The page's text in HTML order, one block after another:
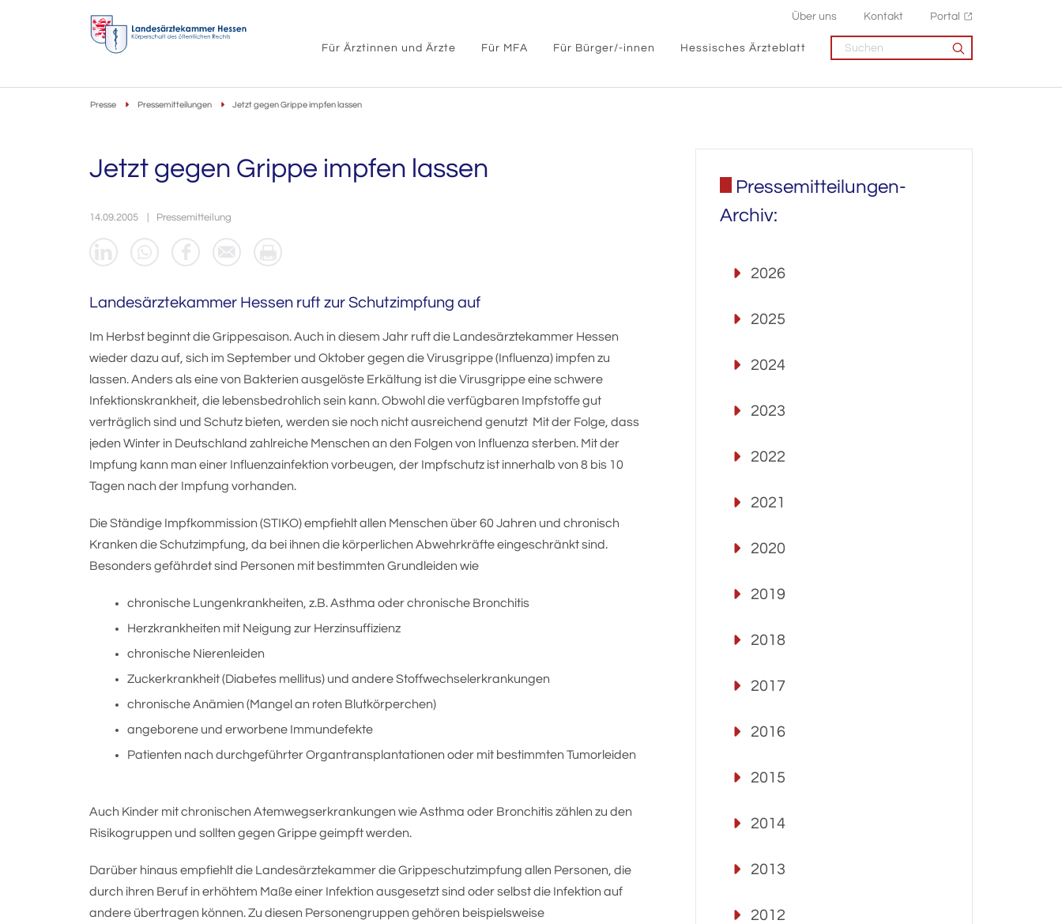
Über uns Kontakt Portal
Für Ärztinnen und Ärzte Für MFA Für Bürger/-innen Hessisches Ärzteblatt
Presse Pressemitteilungen Jetzt gegen Grippe impfen lassen
Jetzt gegen Grippe impfen lassen
14.09.2005 Pressemitteilung
Landesärztekammer Hessen ruft zur Schutzimpfung auf
Im Herbst beginnt die Grippesaison. Auch in diesem Jahr ruft die Landesärztekammer Hessen
wieder dazu auf, sich im September und Oktober gegen die Virusgrippe (Influenza) impfen zu
lassen. Anders als eine von Bakterien ausgelöste Erkältung ist die Virusgrippe eine schwere
Infektionskrankheit, die lebensbedrohlich sein kann. Obwohl die verfügbaren Impfstoffe gut
verträglich sind und Schutz bieten, werden sie noch nicht ausreichend genutzt Mit der Folge, dass
jeden Winter in Deutschland zahlreiche Menschen an den Folgen von Influenza sterben. Mit der
Impfung kann man einer Influenzainfektion vorbeugen, der Impfschutz ist innerhalb von 8 bis 10
Tagen nach der Impfung vorhanden.
Die Ständige Impfkommission (STIKO) empfiehlt allen Menschen über 60 Jahren und chronisch
Kranken die Schutzimpfung, da bei ihnen die körperlichen Abwehrkräfte eingeschränkt sind.
Besonders gefährdet sind Personen mit bestimmten Grundleiden wie
chronische Lungenkrankheiten, z.B. Asthma oder chronische Bronchitis
Herzkrankheiten mit Neigung zur Herzinsuffizienz
chronische Nierenleiden
Zuckerkrankheit (Diabetes mellitus) und andere Stoffwechselerkrankungen
chronische Anämien (Mangel an roten Blutkörperchen)
angeborene und erworbene Immundefekte
Patienten nach durchgeführter Organtransplantationen oder mit bestimmten Tumorleiden
Auch Kinder mit chronischen Atemwegserkrankungen wie Asthma oder Bronchitis zählen zu den
Risikogruppen und sollten gegen Grippe geimpft werden.
Darüber hinaus empfiehlt die Landesärztekammer die Grippeschutzimpfung allen Personen, die
durch ihren Beruf in erhöhtem Maße einer Infektion ausgesetzt sind oder selbst die Infektion auf
andere übertragen können. Zu diesen Personengruppen gehören beispielsweise
Pressemitteilungen-
Archiv:
2026
2025
2024
2023
2022
2021
2020
2019
2018
2017
2016
2015
2014
2013
2012